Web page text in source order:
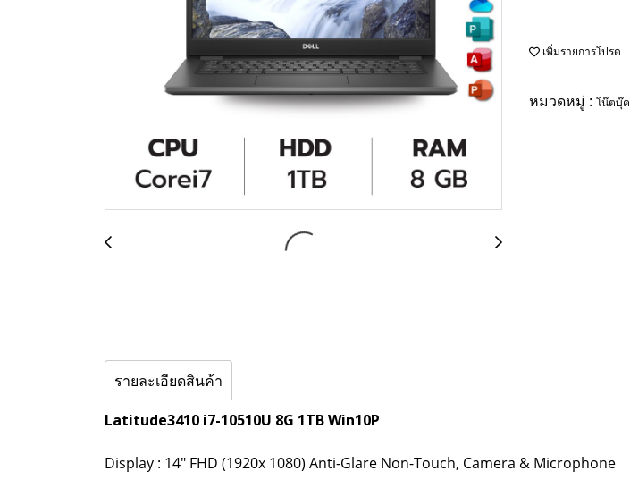
เพิ่มรายการโปรด
หมวดหมู่ : โน๊ตบุ๊ค
รายละเอียดสินค้า
Latitude3410 i7-10510U 8G 1TB Win10P
Display : 14" FHD (1920x 1080) Anti-Glare Non-Touch, Camera & Microphone